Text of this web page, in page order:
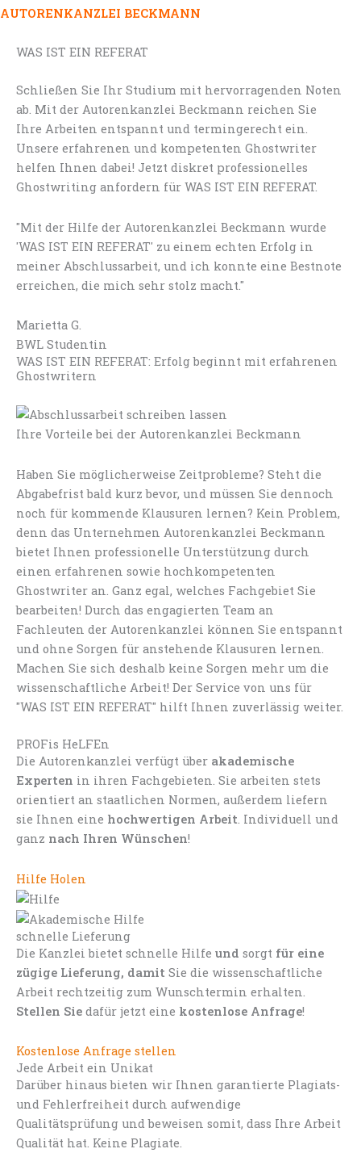
AUTORENKANZLEI BECKMANN
WAS IST EIN REFERAT
Schließen Sie Ihr Studium mit hervorragenden Noten
ab. Mit der Autorenkanzlei Beckmann reichen Sie
Ihre Arbeiten entspannt und termingerecht ein.
Unsere erfahrenen und kompetenten Ghostwriter
helfen Ihnen dabei! Jetzt diskret professionelles
Ghostwriting anfordern für WAS IST EIN REFERAT.
"Mit der Hilfe der Autorenkanzlei Beckmann wurde
'WAS IST EIN REFERAT' zu einem echten Erfolg in
meiner Abschlussarbeit, und ich konnte eine Bestnote
erreichen, die mich sehr stolz macht."
Marietta G.
BWL Studentin
WAS IST EIN REFERAT: Erfolg beginnt mit erfahrenen
Ghostwritern
Ihre Vorteile bei der Autorenkanzlei Beckmann
Haben Sie möglicherweise Zeitprobleme? Steht die
Abgabefrist bald kurz bevor, und müssen Sie dennoch
noch für kommende Klausuren lernen? Kein Problem,
denn das Unternehmen Autorenkanzlei Beckmann
bietet Ihnen professionelle Unterstützung durch
einen erfahrenen sowie hochkompetenten
Ghostwriter an. Ganz egal, welches Fachgebiet Sie
bearbeiten! Durch das engagierten Team an
Fachleuten der Autorenkanzlei können Sie entspannt
und ohne Sorgen für anstehende Klausuren lernen.
Machen Sie sich deshalb keine Sorgen mehr um die
wissenschaftliche Arbeit! Der Service von uns für
"WAS IST EIN REFERAT" hilft Ihnen zuverlässig weiter.
PROFis HeLFEn
Die Autorenkanzlei verfügt über akademische
Experten in ihren Fachgebieten. Sie arbeiten stets
orientiert an staatlichen Normen, außerdem liefern
sie Ihnen eine hochwertigen Arbeit. Individuell und
ganz nach Ihren Wünschen!
Hilfe Holen
schnelle Lieferung
Die Kanzlei bietet schnelle Hilfe und sorgt für eine
zügige Lieferung, damit Sie die wissenschaftliche
Arbeit rechtzeitig zum Wunschtermin erhalten.
Stellen Sie dafür jetzt eine kostenlose Anfrage!
Kostenlose Anfrage stellen
Jede Arbeit ein Unikat
Darüber hinaus bieten wir Ihnen garantierte Plagiats-
und Fehlerfreiheit durch aufwendige
Qualitätsprüfung und beweisen somit, dass Ihre Arbeit
Qualität hat. Keine Plagiate.